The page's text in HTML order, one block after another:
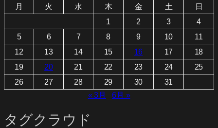
月
火 水 木 金 土
日
1
2 3
4
5
6 7 8 9 10
11
12
13 14 15 16 17
18
19
20 21 22 23 24
25
26
27 28 29 30
31
« 3月
6月 »
タグクラウド